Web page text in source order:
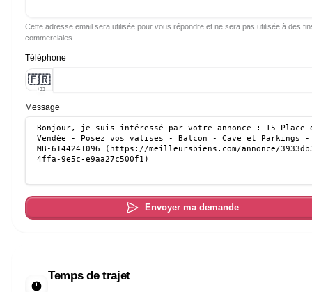
Cette adresse email sera utilisée pour vous répondre et ne sera pas utilisée à des
commerciales.
Téléphone
🇫🇷
+33
Message
Envoyer ma demande
Temps de trajet